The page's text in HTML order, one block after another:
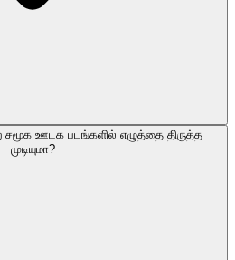
சமூக ஊடக படங்களில் எழுத்தை திருத்த
முடியுமா?